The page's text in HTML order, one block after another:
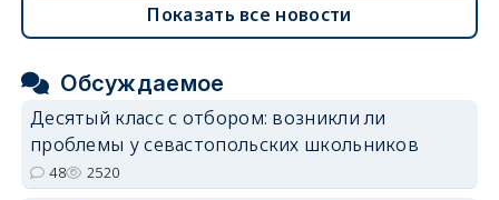
Показать все новости
Обсуждаемое
Десятый класс с отбором: возникли ли
проблемы у севастопольских школьников
48 2520